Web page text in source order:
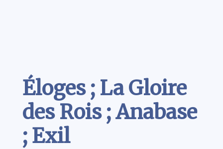
Éloges ; La Gloire
des Rois ; Anabase
; Exil